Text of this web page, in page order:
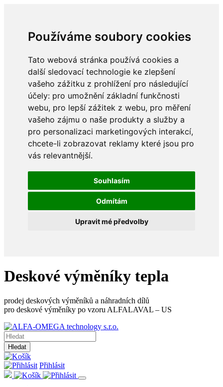
Používáme soubory cookies
Tato webová stránka používá cookies a
další sledovací technologie ke zlepšení
vašeho zážitku z prohlížení pro následující
účely: pro umožnění základní funkčnosti
webu, pro lepší zážitek z webu, pro měření
vašeho zájmu o naše produkty a služby a
pro personalizaci marketingových interakcí,
chcete-li zobrazovat reklamy které jsou pro
vás relevantnější.
Souhlasím
Odmítám
Upravit mé předvolby
Deskové výměníky tepla
prodej deskových výměníků a náhradních dílů
pro deskové výměníky po vzoru ALFALAVAL – US
Hledat
Přihlásit